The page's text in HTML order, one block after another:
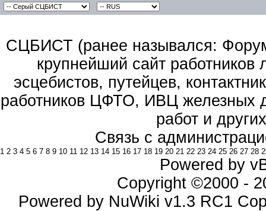
СЦБИСТ (ранее назывался:
крупнейший сайт работников
эсцебистов, путейцев,
работников ЦФТО, ИВЦ железных
работ и
Связь с
1 2 3 4 5 6 7 8 9 10 11 12 13 14 15 16 17 18 19 20 21 22 23 24 25 26 27 28
Powered by
Copyright ©2000 -
Powered by NuWiki v1.3 RC1